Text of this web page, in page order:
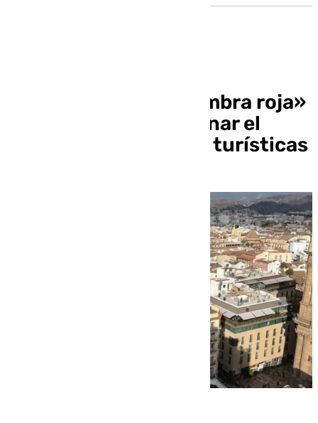
Málaga pone la «alfombra roja»
a los hoteles para frenar el
auge de las viviendas turísticas